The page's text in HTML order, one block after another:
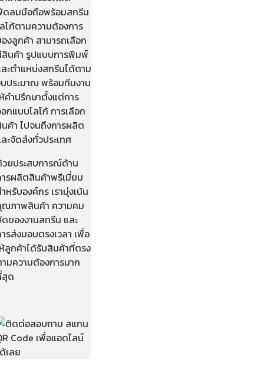
ลมมือถือพร้อมสกรีน
โก้ตามความต้องการ
งลูกค้า สามารถเลือก
นค้า รูปแบบการพิมพ์
ะตำแหน่งสกรีนได้ตาม
ประมาณ พร้อมทีมงาน
คำปรึกษาตั้งแต่การ
กแบบโลโก้ การเลือก
ค้า ไปจนถึงการผลิต
ะจัดส่งทั่วประเทศ
ยประสบการณ์ด้าน
รผลิตสินค้าพรีเมี่ยม
หรับองค์กร เรามุ่งเน้น
ภาพสินค้า ความคม
ของงานสกรีน และ
รส่งมอบตรงเวลา เพื่อ
ลูกค้าได้รับสินค้าที่ตรง
มความต้องการมาก
ด